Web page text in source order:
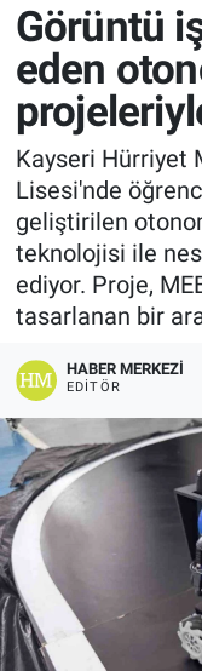
Görüntü
eden
Kayseri Hürriyet
Lisesi'nde
geliştirilen
teknolojisi ile
ediyor. Proje,
tasarlanan bir
HABER MERKEZI
EDITÖR